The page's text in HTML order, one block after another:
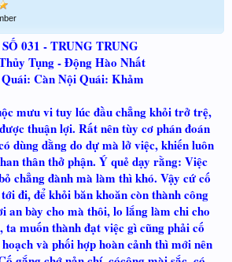
031 - TRUNG TRUNG
Tụng - Động Hào Nhất
Càn Nội Quái: Khảm
mưu vi tuy lúc đầu chẳng khỏi trở trệ,
thuận lợi. Rất nên tùy cơ phán đoán
dùng dằng do dự mà lở việc, khiến luôn
thân thở phận. Ý quẻ dạy rằng: Việc
chẳng đành mà làm thì khó. Vậy cứ cố
đi, để khỏi băn khoăn còn thành công
an bày cho mà thôi, lo lắng làm chi cho
muốn thành đạt việc gì cũng phải cố
và phối hợp hoàn cảnh thì mới nên